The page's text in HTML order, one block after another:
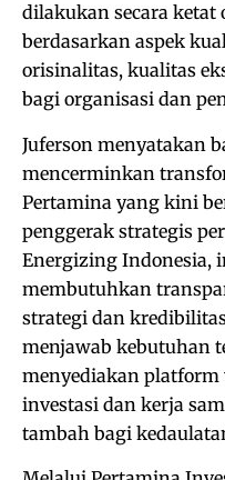
dilakukan secara
berdasarkan aspek
orisinalitas, kualitas
bagi organisasi dan
Juferson menyatakan
mencerminkan
Pertamina yang kini
penggerak strategis
Energizing Indonesia,
membutuhkan
strategi dan
menjawab kebutuhan
menyediakan
investasi dan kerja
tambah bagi